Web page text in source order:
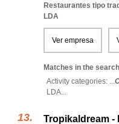
Restaurantes tipo
LDA
Ver empresa
Matches in the
Activity categories: ...
LDA...
Tropikaldream -